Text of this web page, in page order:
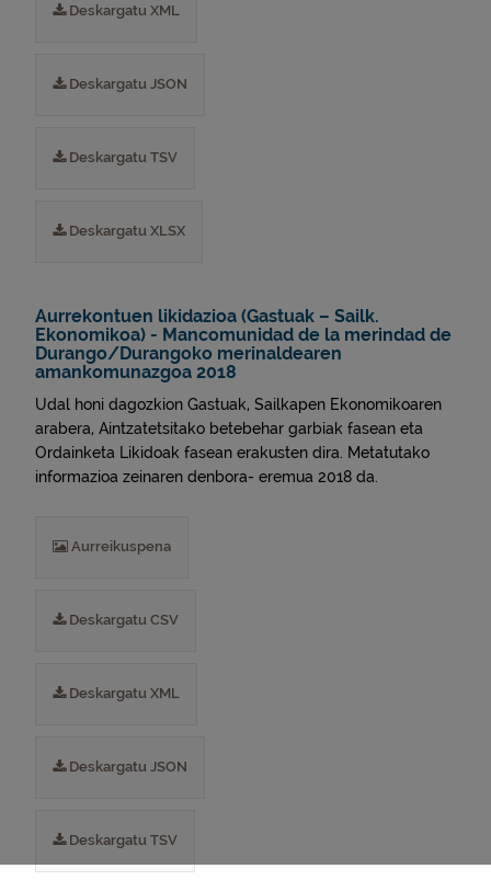
Deskargatu XML
Deskargatu JSON
Deskargatu TSV
Deskargatu XLSX
Aurrekontuen likidazioa (Gastuak – Sailk.
Ekonomikoa) - Mancomunidad de la merindad de
Durango/Durangoko merinaldearen
amankomunazgoa 2018
Udal honi dagozkion Gastuak, Sailkapen Ekonomikoaren
arabera, Aintzatetsitako betebehar garbiak fasean eta
Ordainketa Likidoak fasean erakusten dira. Metatutako
informazioa zeinaren denbora- eremua 2018 da.
Aurreikuspena
Deskargatu CSV
Deskargatu XML
Deskargatu JSON
Deskargatu TSV